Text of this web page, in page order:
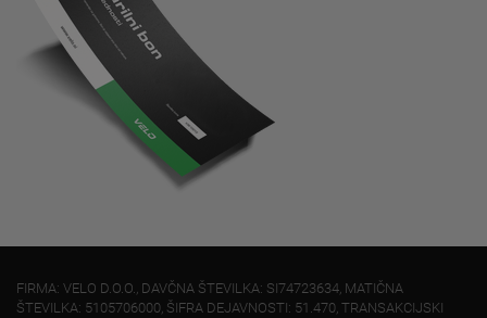
FIRMA: VELO D.O.O., DAVČNA ŠTEVILKA: SI74723634, MATIČNA
ŠTEVILKA: 5105706000, ŠIFRA DEJAVNOSTI: 51.470, TRANSAKCIJSKI